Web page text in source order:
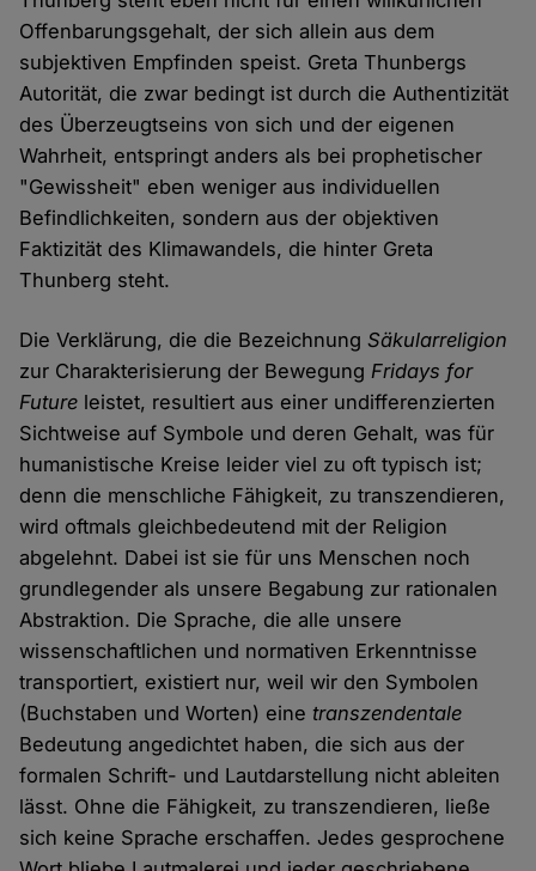
Offenbarungsgehalt, der sich allein aus dem
subjektiven Empfinden speist. Greta Thunbergs
Autorität, die zwar bedingt ist durch die Authentizität
des Überzeugtseins von sich und der eigenen
Wahrheit, entspringt anders als bei prophetischer
"Gewissheit" eben weniger aus individuellen
Befindlichkeiten, sondern aus der objektiven
Faktizität des Klimawandels, die hinter Greta
Thunberg steht.
Die Verklärung, die die BezeichnungSäkularreligion
zur Charakterisierung der BewegungFridays for
Future leistet, resultiert aus einer undifferenzierten
Sichtweise auf Symbole und deren Gehalt, was für
humanistische Kreise leider viel zu oft typisch ist;
denn die menschliche Fähigkeit, zu transzendieren,
wird oftmals gleichbedeutend mit der Religion
abgelehnt. Dabei ist sie für uns Menschen noch
grundlegender als unsere Begabung zur rationalen
Abstraktion. Die Sprache, die alle unsere
wissenschaftlichen und normativen Erkenntnisse
transportiert, existiert nur, weil wir den Symbolen
(Buchstaben und Worten) eine transzendentale
Bedeutung angedichtet haben, die sich aus der
formalen Schrift- und Lautdarstellung nicht ableiten
lässt. Ohne die Fähigkeit, zu transzendieren, ließe
sich keine Sprache erschaffen. Jedes gesprochene